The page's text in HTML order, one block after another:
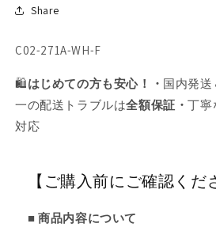
Share
SKU:
C02-271A-WH-F
🛍️はじめての方も安心！・ 国内発
一の配送トラブルは全額保証・丁寧
対応
【ご購入前にご確認くだ
■ 商品内容について